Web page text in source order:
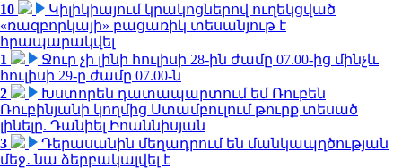
10
Կիլիկիայում կրակոցներով ուղեկցված
«ռազբորկայի» բացառիկ տեսանյութ է
հրապարակվել
1
Ջուր չի լինի հուլիսի 28-ին ժամը 07.00-ից մինչև
հուլիսի 29-ը ժամը 07.00-ն
2
Խստորեն դատապարտում եմ Ռուբեն
Ռուբինյանի կողմից Ստամբուլում թուրք տեսած
լինելը. Դանիել Իոաննիսյան
3
Դերասանին մեղադրում են մանկապղծության
մեջ․ նա ձերբակալվել է